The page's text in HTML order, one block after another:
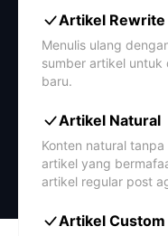
Artikel Rewrite
Menulis ulang
sumber artikel
baru.
Artikel Natural
Konten natural
artikel yang
artikel regular post
Artikel Custom